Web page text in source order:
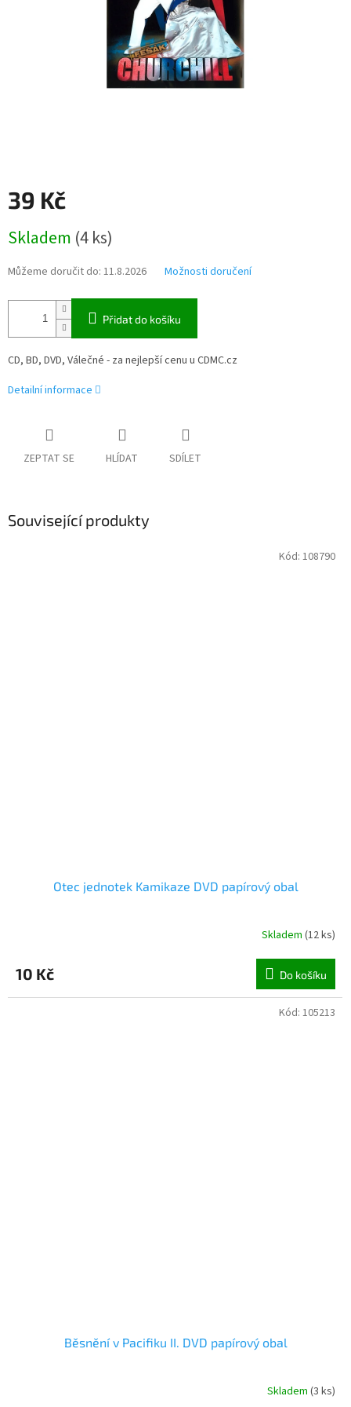
39 Kč
cena:
Skladem (4 ks)
Můžeme doručit do: 11.8.2026 Možnosti doručení
Přidat do košíku
CD, BD, DVD, Válečné - za nejlepší cenu u CDMC.cz
Detailní informace
ZEPTAT SE HLÍDAT SDÍLET
Související produkty
Otec jednotek Kamikaze DVD papírový obal
Skladem (12 ks)
10 Kč Do košíku
Kód: 108790
Běsnění v Pacifiku II. DVD papírový obal
Skladem (3 ks)
Kód: 105213